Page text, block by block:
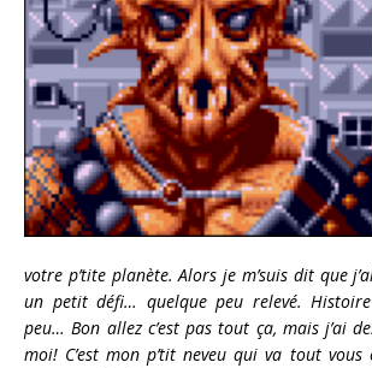
votre p’tite planète. Alors je m’suis dit que
un petit défi… quelque peu relevé.
peu… Bon allez c’est pas tout ça, mais j’ai
moi! C’est mon p’tit neveu qui va tout